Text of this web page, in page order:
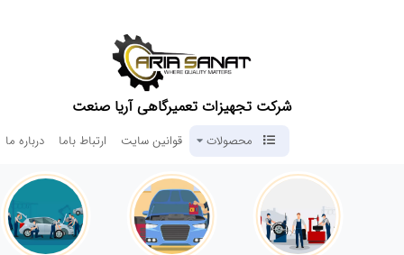
شرکت تجهیزات تعمیرگاهی آریا صنعت
محصولات قوانین سایت ارتباط باما درباره ما